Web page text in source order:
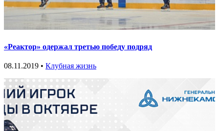
«Реактор» одержал третью победу подряд
08.11.2019 • Клубная жизнь